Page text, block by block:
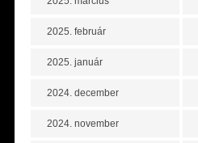
2025. február
2025. január
2024. december
2024. november